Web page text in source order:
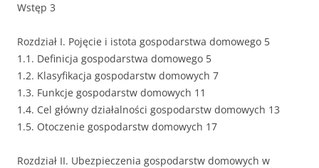
Wstęp 3
Rozdział I. Pojęcie i istota gospodarstwa domowego 5
1.1. Definicja gospodarstwa domowego 5
1.2. Klasyfikacja gospodarstw domowych 7
1.3. Funkcje gospodarstw domowych 11
1.4. Cel główny działalności gospodarstw domowych 13
1.5. Otoczenie gospodarstw domowych 17
Rozdział II. Ubezpieczenia gospodarstw domowych w